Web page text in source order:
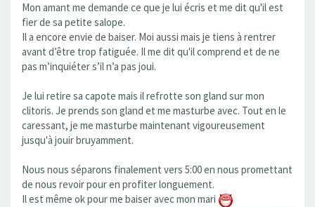
Mon amant me demande ce que je lui écris et me dit qu'il est
fier de sa petite salope.
Il a encore envie de baiser. Moi aussi mais je tiens à rentrer
avant d’être trop fatiguée. Il me dit qu'il comprend et de ne
pas m’inquiéter s’il n’a pas joui.
Je lui retire sa capote mais il refrotte son gland sur mon
clitoris. Je prends son gland et me masturbe avec. Tout en le
caressant, je me masturbe maintenant vigoureusement
jusqu'à jouir bruyamment.
Nous nous séparons finalement vers 5:00 en nous promettant
de nous revoir pour en profiter longuement.
Il est même ok pour me baiser avec mon mari